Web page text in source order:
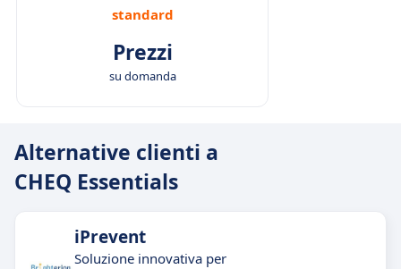
standard
Prezzi
su domanda
Alternative clienti a
CHEQ Essentials
iPrevent
Soluzione innovativa per